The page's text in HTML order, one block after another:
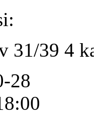
31/39 4
28